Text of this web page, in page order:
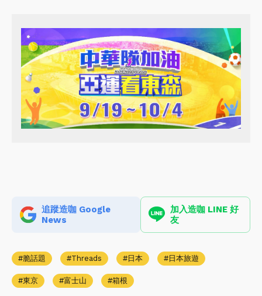
追蹤造咖 Google
News
加入造咖 LINE 好
友
脆話題 Threads 日本 日本旅遊
東京 富士山 箱根